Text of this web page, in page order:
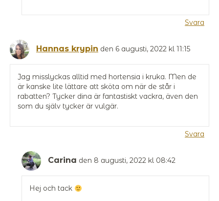
Svara
Hannas krypin den 6 augusti, 2022 kl 11:15
Jag misslyckas alltid med hortensia i kruka. Men de
är kanske lite lättare att sköta om när de står i
rabatten? Tycker dina är fantastiskt vackra, även den
som du själv tycker är vulgär.
Svara
Carina den 8 augusti, 2022 kl 08:42
Hej och tack